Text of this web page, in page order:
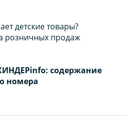
детские товары?
розничных продаж
содержание
номера